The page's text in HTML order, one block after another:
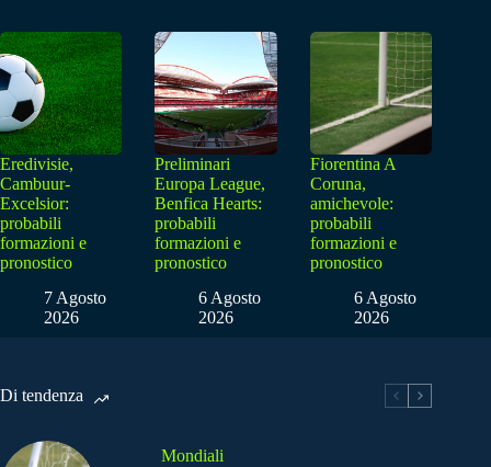
Eredivisie,
Cambuur-
Excelsior:
probabili
formazioni e
pronostico
7 Agosto
2026
Preliminari
Europa League,
Benfica Hearts:
probabili
formazioni e
pronostico
6 Agosto
2026
Fiorentina A
Coruna,
amichevole:
probabili
formazioni e
pronostico
6 Agosto
2026
Di tendenza
Mondiali